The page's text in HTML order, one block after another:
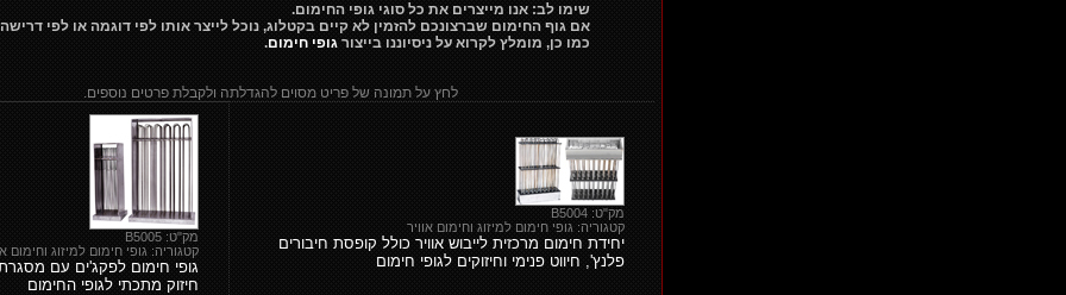
שימו לב: אנו מייצרים את כל סוגי גופי החימום.
אם גוף החימום שברצונכם להזמין לא קיים בקטלוג, נוכל לייצר אותו לפי דוגמה או לפי
כמו כן, מומלץ לקרוא על ניסיוננו בייצורגופי חימום.
לחץ על תמונה של פריט מסוים להגדלתה ולקבלת פרטים נוספים.
מק"ט: B5004
קטגוריה: גופי חימום למיזוג וחימום אוויר
יחידת חימום מרכזית לייבוש אוויר כולל קופסת חיבורים
פלנץ', חיווט פנימי וחיזוקים לגופי חימום
מק"ט: B5005
קטגוריה: גופי חימום למיזוג וחימום
גופי חימום לפקג'ים עם
חיזוק מתכתי לגופי החימום